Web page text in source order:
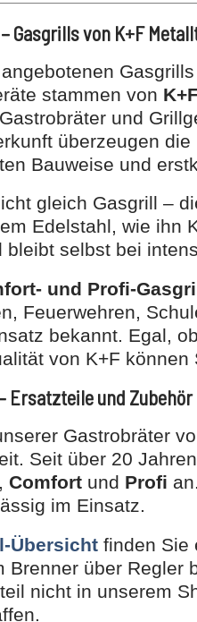
Gasgrills von K+F
stammen von
und
überzeugen
Bauweise und
gleich Gasgrill –
Edelstahl, wie ihn
bleibt selbst bei
und Profi-
Feuerwehren,
bekannt. Egal,
von K+F
Ersatzteile und
Gastrobräter
Seit über 20
, Comfort und Profi
im Einsatz.
Übersicht finden Sie
Brenner über
nicht in unserem